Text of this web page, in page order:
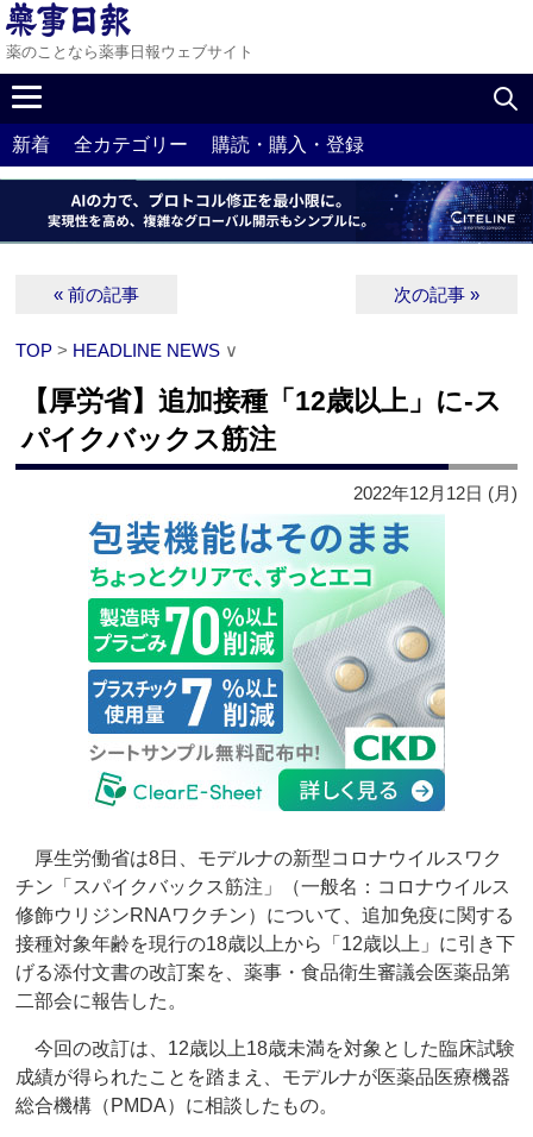
薬のことなら薬事日報ウェブサイト
新着 全カテゴリー 購読・購入・登録
« 前の記事 次の記事 »
TOP > HEADLINE NEWS ∨
【厚労省】追加接種「12歳以上」に‐ス
パイクバックス筋注
2022年12月12日 (月)
厚生労働省は8日、モデルナの新型コロナウイルスワク
チン「スパイクバックス筋注」（一般名：コロナウイルス
修飾ウリジンRNAワクチン）について、追加免疫に関する
接種対象年齢を現行の18歳以上から「12歳以上」に引き下
げる添付文書の改訂案を、薬事・食品衛生審議会医薬品第
二部会に報告した。
今回の改訂は、12歳以上18歳未満を対象とした臨床試験
成績が得られたことを踏まえ、モデルナが医薬品医療機器
総合機構（PMDA）に相談したもの。